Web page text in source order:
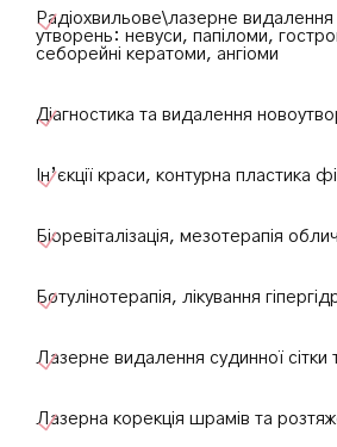
Радіохвильове\лазерне видалення
утворень: невуси, папіломи,
себорейні кератоми, ангіоми
Діагностика та видалення
Ін’єкції краси, контурна пластика
Біоревіталізація, мезотерапія
Ботулінотерапія, лікування
Лазерне видалення судинної сітки
Лазерна корекція шрамів та